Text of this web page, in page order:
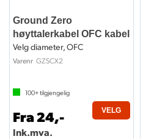
Ground Zero
høyttalerkabel OFC kabel
Velg diameter, OFC
Varenr GZSCX2
100+tilgjengelig
Fra 24,-
Ink.mva.
VELG